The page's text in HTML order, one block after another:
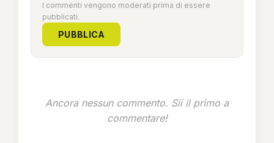
I commenti vengono moderati prima di essere
pubblicati.
PUBBLICA
Ancora nessun commento. Sii il primo a
commentare!